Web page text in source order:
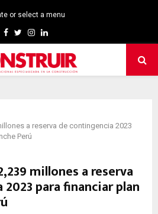
or select a menu
Facebook
TwitterInstagram
Linkedin
a reserva de contingencia 2023
Perú
millones a reserva
para financiar plan